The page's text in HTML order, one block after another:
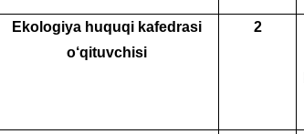
Ekologiya huquqi kafedrasi
o‘qituvchisi
2